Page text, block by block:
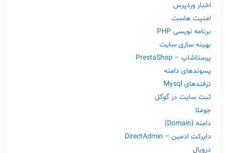
اخبار وردپرس
امنیت هاست
برنامه نویسی PHP
بهینه سازی سایت
پرستاشاپ – PrestaShop
پسوندهای دامنه
ترفندهای Mysql
ثبت سایت در گوگل
جوملا
دامنه (Domain)
دایرکت ادمین – DirectAdmin
دروپال